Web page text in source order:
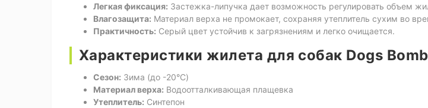
Легкая фиксация: Застежка-липучка дает возможность регулировать объем
Влагозащита: Материал верха не промокает, сохраняя утеплитель сухим во
Практичность: Серый цвет устойчив к загрязнениям и легко очищается.
Характеристики жилета для собак Dogs
Сезон: Зима (до -20°C)
Материал верха: Водоотталкивающая плащевка
Утеплитель: Синтепон